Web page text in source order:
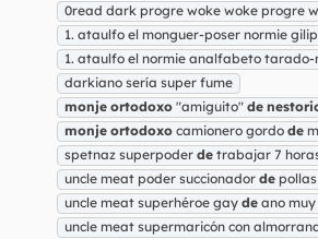
0read dark progre woke woke progre
1. ataulfo el monguer-poser normie
1. ataulfo el normie analfabeto tarado-
darkiano sería super fume
monje ortodoxo "amiguito" de
monje ortodoxo camionero gordo de
spetnaz superpoder de trabajar 7
uncle meat poder succionador de
uncle meat superhéroe gay de ano
uncle meat supermaricón con